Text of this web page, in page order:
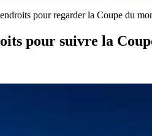
pour regarder la Coupe du
pour suivre la